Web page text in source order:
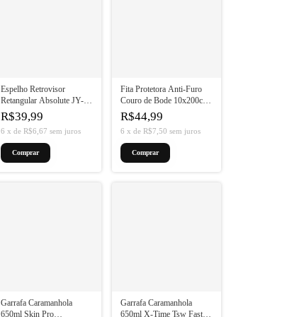
Espelho Retrovisor
Retangular Absolute JY-
102 Dianteiro e Traseiro
Preto
R$39,99
6 x de R$6,67 sem juros
Fita Protetora Anti-Furo
Couro de Bode 10x200cm
(1un)
R$44,99
6 x de R$7,50 sem juros
Garrafa Caramanhola
650ml Skin Pro
Garrafa Caramanhola
650ml X-Time Tsw Fast